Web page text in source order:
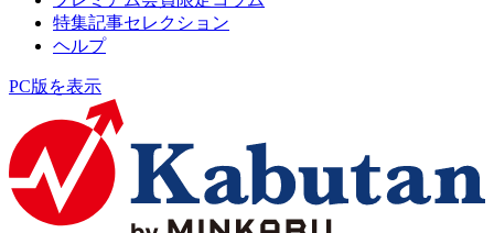
特集記事セレクション
ヘルプ
PC版を表示